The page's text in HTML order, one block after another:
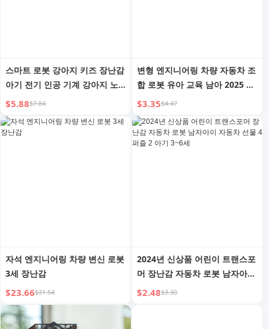
스마트 로봇 강아지 키즈 장난감
아기 전기 인공 기계 강아지 노
래하고 춤추는 2025 신상품
$5.88$7.84
변형 엔지니어링 차량 자동차 조
합 로봇 유아 교육 남아 2025 신
상품 장난감 프레스 소방차
$3.35$4.47
자석 엔지니어링 차량 변신 로봇
3세 장난감
$23.66$31.54
2024년 신상품 어린이 트랜스포
머 장난감 자동차 로봇 남자아이
자동차 선물 4 퍼즐 2 아기 3~6
$2.48$3.30